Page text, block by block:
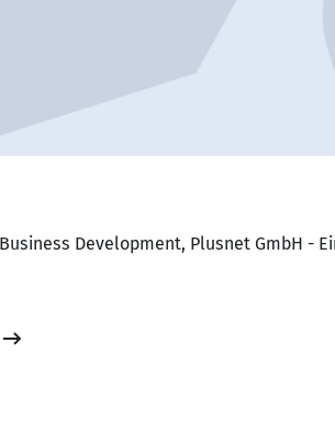
Development, Plusnet GmbH -